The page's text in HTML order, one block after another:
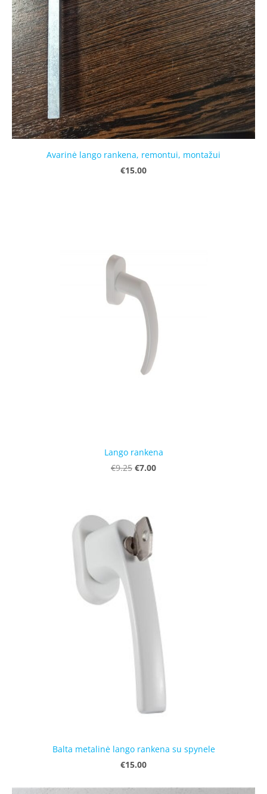
Avarinė lango rankena, remontui, montažui
€15.00
Lango rankena
€9.25 €7.00
Balta metalinė lango rankena su spynele
€15.00